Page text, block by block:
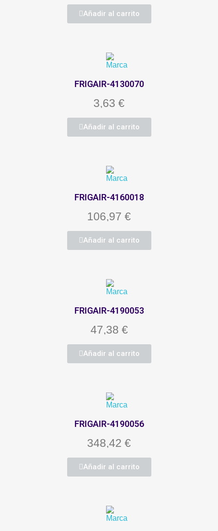
Añadir al carrito
FRIGAIR-4130070
3,63 €
Añadir al carrito
FRIGAIR-4160018
106,97 €
Añadir al carrito
FRIGAIR-4190053
47,38 €
Añadir al carrito
FRIGAIR-4190056
348,42 €
Añadir al carrito